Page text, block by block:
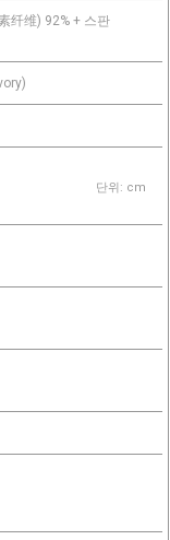
纤维) 92% + 스판
단위: cm